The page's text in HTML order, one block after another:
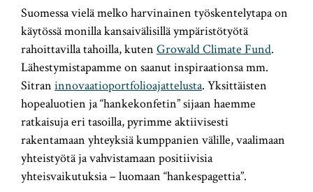
Suomessa vielä melko harvinainen työskentelytapa on
käytössä monilla kansaivälisillä ympäristötyötä
rahoittavilla tahoilla, kuten Growald Climate Fund.
Lähestymistapamme on saanut inspiraationsa mm.
Sitran innovaatioportfolioajattelusta. Yksittäisten
hopealuotien ja “hankekonfetin” sijaan haemme
ratkaisuja eri tasoilla, pyrimme aktiivisesti
rakentamaan yhteyksiä kumppanien välille, vaalimaan
yhteistyötä ja vahvistamaan positiivisia
yhteisvaikutuksia – luomaan “hankespagettia”.